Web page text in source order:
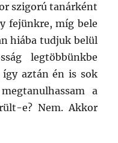
szigorú tanárként
fejünkre, míg bele
hiába tudjuk belül
legtöbbünkbe
így aztán én is sok
a
e? Nem. Akkor